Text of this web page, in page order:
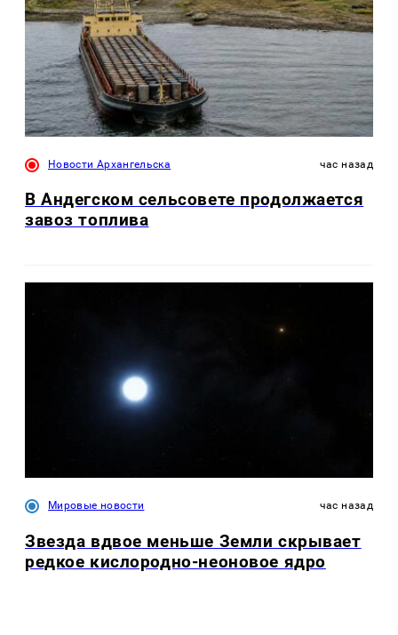
Новости Архангельска час назад
В Андегском сельсовете продолжается
завоз топлива
Мировые новости час назад
Звезда вдвое меньше Земли скрывает
редкое кислородно-неоновое ядро